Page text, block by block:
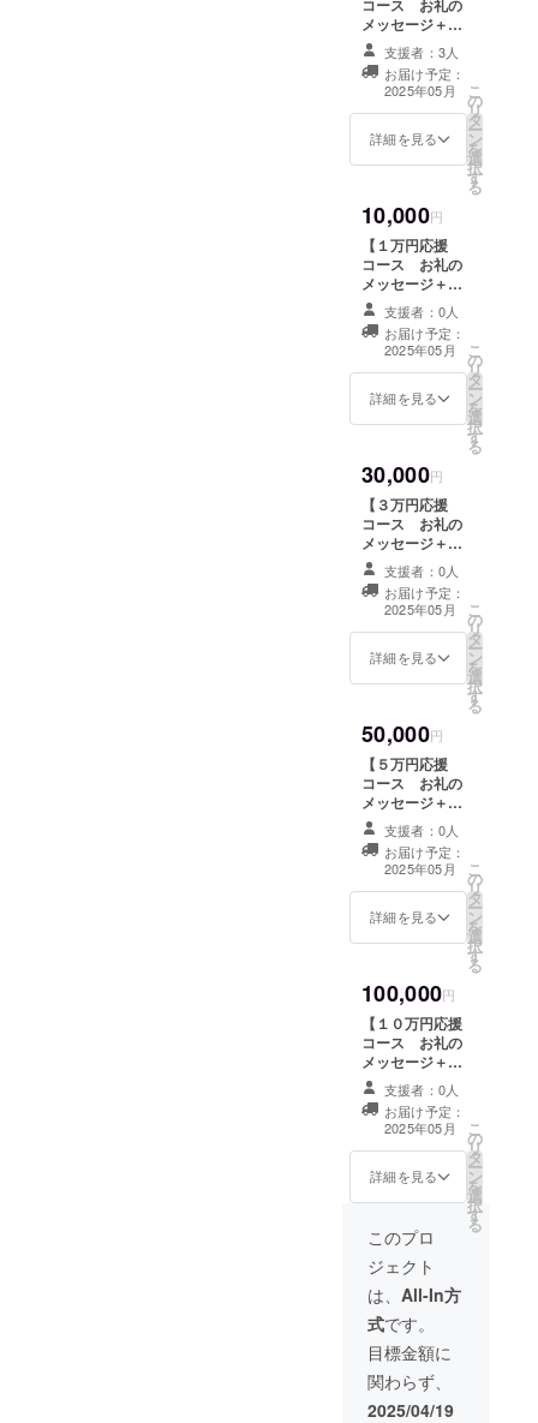
メッセージ＋動
画】 支援いただ
いた馬が受け入
れ先での様子を
撮影した動画を
お送りします。
感謝の気持ちを
収録時間：1～5
分間 ・提供方
法：メールに
URLを記載しま
す。 【該当リ
ターン】 ・支援
いただいた馬が
受け入れ先での
様子を撮影した
動画
支援者：3人
お届け予定：
2025年05月
詳細を見る
こ
の
リ
タ
ー
ン
を
選
択
す
る
10,000円
【１万円応援
コース お礼の
メッセージ＋ス
テッカー】 支援
いただいた馬が
受け入れ先での
様子をステッ
カーにしてお届
けします。 感謝
します。
支援者：0人
お届け予定：
2025年05月
詳細を見る
こ
の
リ
タ
ー
ン
を
選
択
す
る
30,000円
【３万円応援
コース お礼の
メッセージ＋動
画】 支援いただ
いた馬が受け入
れ先での様子を
撮影した動画を
お送りします。
感謝の気持ちを
のリターンは1万
円の【お礼の
メッセージ＋動
画】リターンと
同じ内容になり
ます。 ・収録時
間：1～5分間 ・
提供方法：メー
ルにURLを記載
します。 【該当
リターン】 ・支
援いただいた馬
の様子を撮影し
た動画
支援者：0人
お届け予定：
2025年05月
詳細を見る
こ
の
リ
タ
ー
ン
を
選
択
す
る
50,000円
【５万円応援
コース お礼の
メッセージ＋動
画】 支援いただ
いた馬が受け入
れ先での様子を
撮影した動画を
お送りします。
感謝の気持ちを
のリターンは1万
円の【お礼の
メッセージ＋動
画】リターンと
同じ内容になり
ます。 ・収録時
間：1～5分間 ・
提供方法：メー
ルにURLを記載
します。 【該当
リターン】 ・支
援いただいた馬
の様子を撮影し
た動画
支援者：0人
お届け予定：
2025年05月
詳細を見る
こ
の
リ
タ
ー
ン
を
選
択
す
る
100,000円
【１０万円応援
コース お礼の
メッセージ＋動
画＋写真＋ス
テッカー】 支援
いただいた馬が
受け入れ先での
様子を撮影した
動画をお送りし
入れ先での様子
を撮影した写真
をお送りしま
す。 支援いただ
いた馬が受け入
れ先での様子を
ステッカーにし
てお届けしま
す。 感謝の気持
ちを込めて、お
支援者：0人
お届け予定：
2025年05月
詳細を見る
こ
の
リ
タ
ー
ン
を
選
択
す
る
このプロ
ジェクト
は、 All-In方
式です。
目標金額に
関わらず、
2025/04/19